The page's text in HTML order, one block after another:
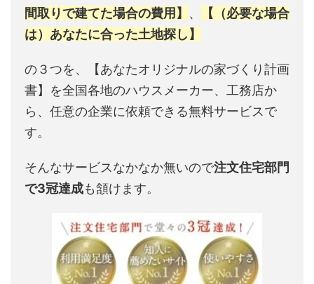
間取りで建てた場合の費用】 、
【（必要な場合
は）あなたに合った土地探し】
の３つを、【あなたオリジナルの家づくり計画
書】を全国各地のハウスメーカー、工務店か
ら、任意の企業に依頼できる無料サービスで
す。
そんなサービスなかなか無いので注文住宅部門
で3冠達成も頷けます。